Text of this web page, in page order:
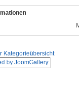
Kategorieübersicht